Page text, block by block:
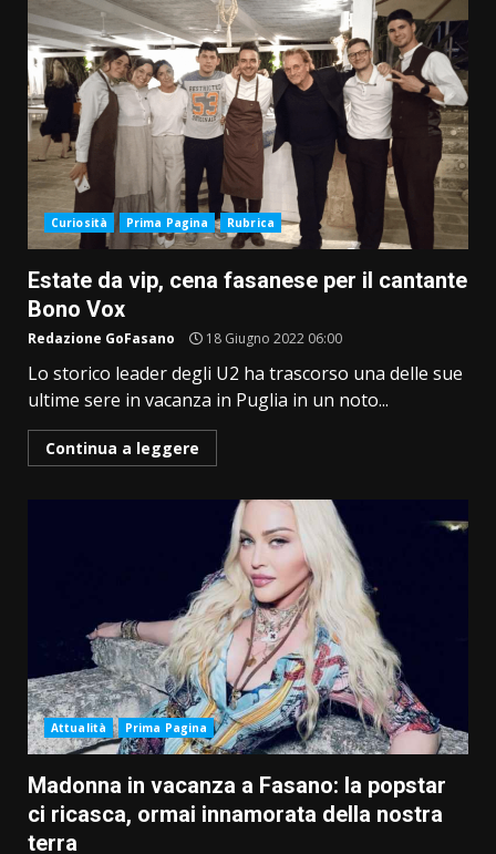
Curiosità Prima Pagina Rubrica
Estate da vip, cena fasanese per il cantante
Bono Vox
Redazione GoFasano 18 Giugno 2022 06:00
Lo storico leader degli U2 ha trascorso una delle sue
ultime sere in vacanza in Puglia in un noto...
Continua a leggere
Attualità Prima Pagina
Madonna in vacanza a Fasano: la popstar
ci ricasca, ormai innamorata della nostra
terra